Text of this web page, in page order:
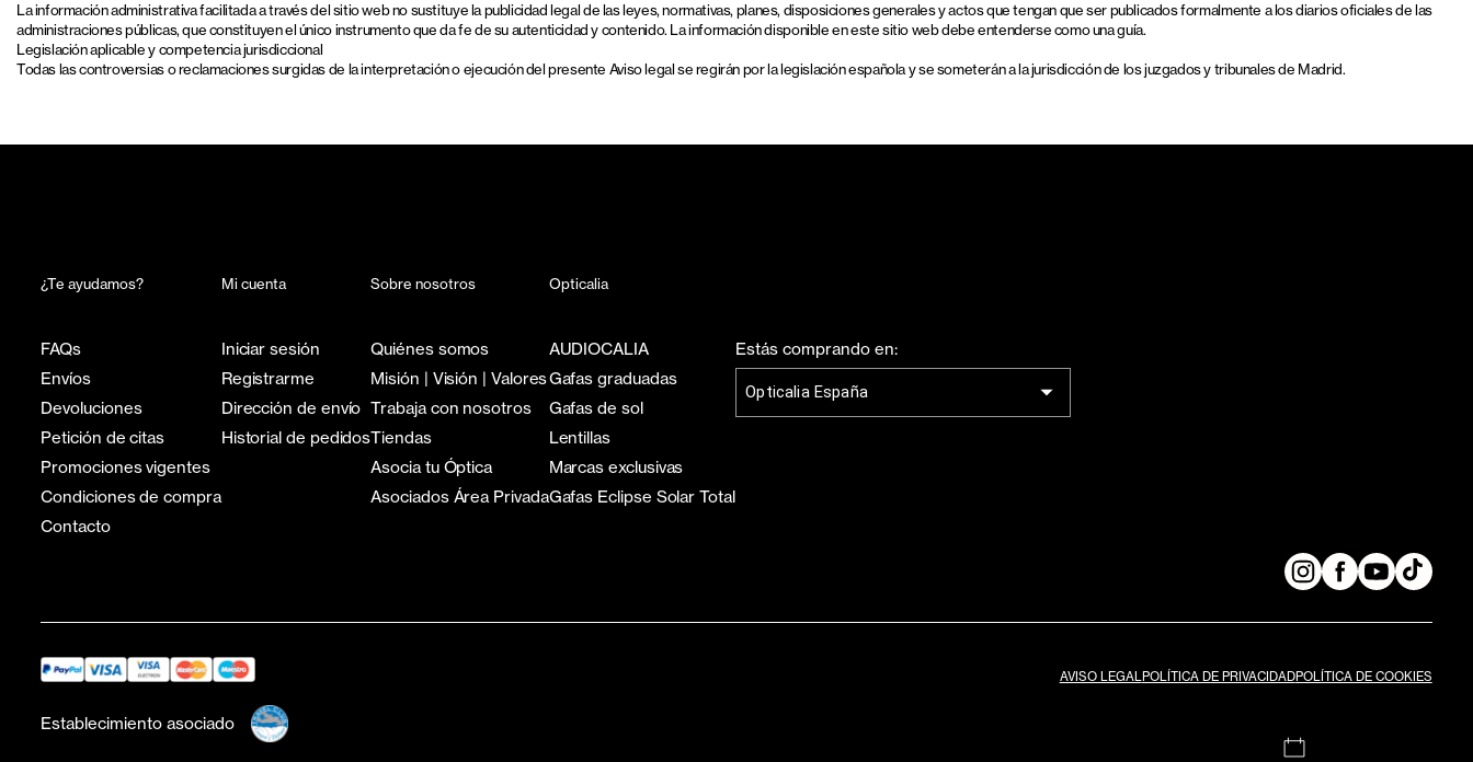
La información administrativa facilitada a través del sitio web no sustituye la publicidad legal de las leyes, normativas, planes, disposiciones generales y actos que tengan que ser publicados formalmente a los diarios oficiales de las
administraciones públicas, que constituyen el único instrumento que da fe de su autenticidad y contenido. La información disponible en este sitio web debe entenderse como una guía.
Legislación aplicable y competencia jurisdiccional
Todas las controversias o reclamaciones surgidas de la interpretación o ejecución del presente Aviso legal se regirán por la legislación española y se someterán a la jurisdicción de los juzgados y tribunales de Madrid.
¿Te ayudamos?
FAQs
Envíos
Devoluciones
Petición de citas
Promociones vigentes
Condiciones de compra
Contacto
Mi cuenta
Iniciar sesión
Registrarme
Dirección de envío
Historial de pedidos
Sobre nosotros
Quiénes somos
Misión | Visión | Valores
Trabaja con nosotros
Tiendas
Asocia tu Óptica
Asociados Área Privada
Opticalia
AUDIOCALIA
Gafas graduadas
Gafas de sol
Lentillas
Marcas exclusivas
Gafas Eclipse Solar Total
Estás comprando en:
Opticalia España
AVISO LEGALPOLÍTICA DE PRIVACIDADPOLÍTICA DE COOKIES
Establecimiento asociado